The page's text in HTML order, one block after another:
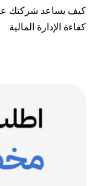
كيف يساعد شركتك
كفاءة الإدارة المالية